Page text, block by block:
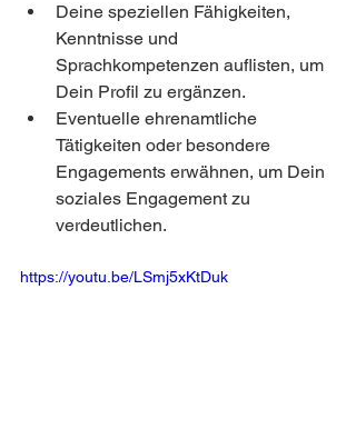
Deine speziellen Fähigkeiten,
Kenntnisse und
Sprachkompetenzen auflisten, um
Dein Profil zu ergänzen.
Eventuelle ehrenamtliche
Tätigkeiten oder besondere
Engagements erwähnen, um Dein
soziales Engagement zu
verdeutlichen.
https://youtu.be/LSmj5xKtDuk